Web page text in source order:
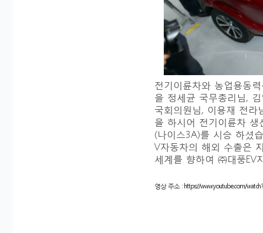
전기이륜차와 농업용동
을 정세균 국무총리님,
국회의원님, 이용재 전라
을 하시어 전기이륜차 생
(나이스3A)를 시승 하셨
V자동차의 해외 수출은
세계를 향하여 ㈜대풍EV
영상 주소 : https://www.youtube.com/